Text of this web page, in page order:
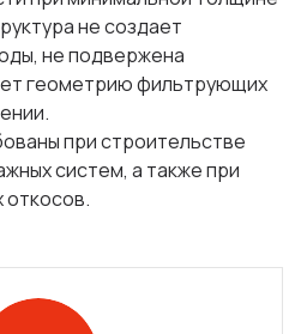
не создает
не подвержена
геометрию фильтрующих
при строительстве
систем, а также при